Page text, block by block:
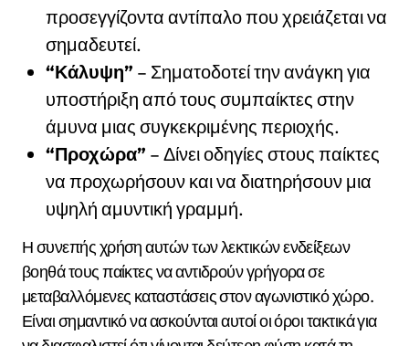
προσεγγίζοντα αντίπαλο που χρειάζεται να
σημαδευτεί.
“Κάλυψη” – Σηματοδοτεί την ανάγκη για
υποστήριξη από τους συμπαίκτες στην
άμυνα μιας συγκεκριμένης περιοχής.
“Προχώρα” – Δίνει οδηγίες στους παίκτες
να προχωρήσουν και να διατηρήσουν μια
υψηλή αμυντική γραμμή.
Η συνεπής χρήση αυτών των λεκτικών ενδείξεων
βοηθά τους παίκτες να αντιδρούν γρήγορα σε
μεταβαλλόμενες καταστάσεις στον αγωνιστικό χώρο.
Είναι σημαντικό να ασκούνται αυτοί οι όροι τακτικά για